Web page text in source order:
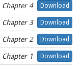
Chapter 4 Download
Chapter 3 Download
Chapter 2 Download
Chapter 1 Download